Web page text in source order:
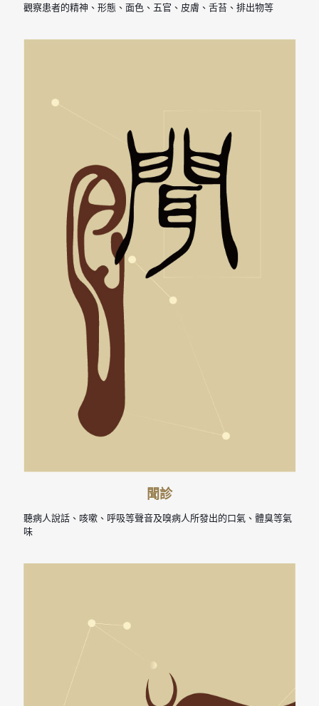
觀察患者的精神、形態、面色、五官、皮膚、舌苔、排出物等
聞診
聽病人說話、咳嗽、呼吸等聲音及嗅病人所發出的口氣、體臭等氣
味